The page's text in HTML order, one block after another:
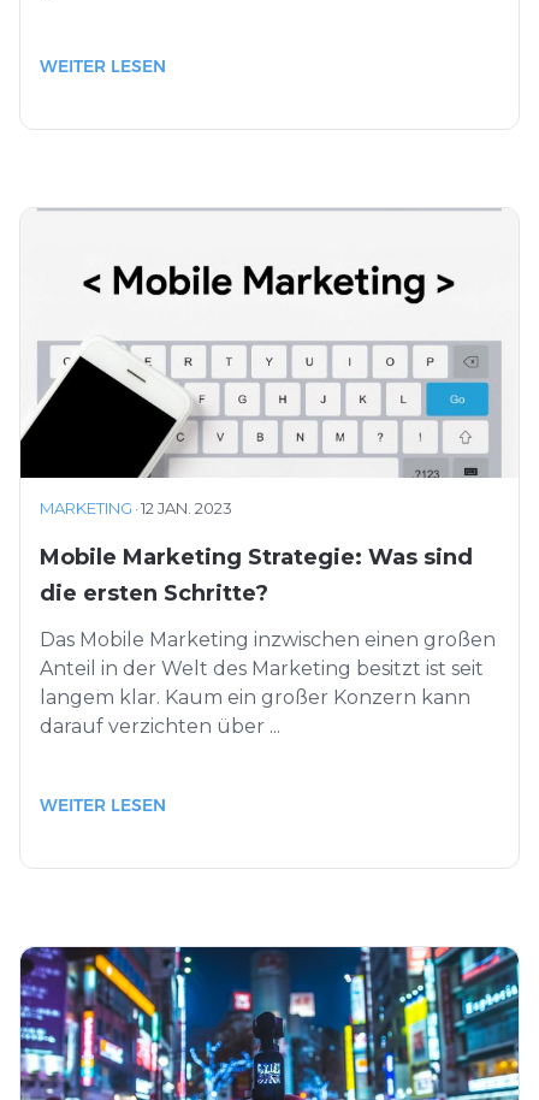
WEITER LESEN
MARKETING ·12 JAN. 2023
Mobile Marketing Strategie: Was sind
die ersten Schritte?
Das Mobile Marketing inzwischen einen großen
Anteil in der Welt des Marketing besitzt ist seit
langem klar. Kaum ein großer Konzern kann
darauf verzichten über ...
WEITER LESEN